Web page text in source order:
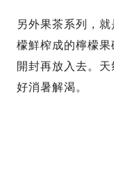
另外果茶系列，
檬鮮榨成的檸檬
開封再放入去。
好消暑解渴。